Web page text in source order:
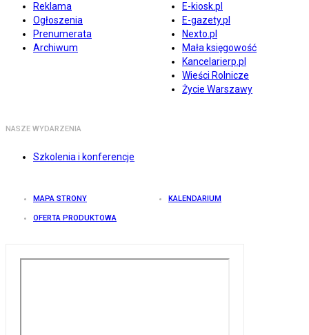
Reklama
Ogłoszenia
Prenumerata
Archiwum
E-kiosk.pl
E-gazety.pl
Nexto.pl
Mała księgowość
Kancelarierp.pl
Wieści Rolnicze
Życie Warszawy
NASZE WYDARZENIA
Szkolenia i konferencje
MAPA STRONY KALENDARIUM
OFERTA PRODUKTOWA